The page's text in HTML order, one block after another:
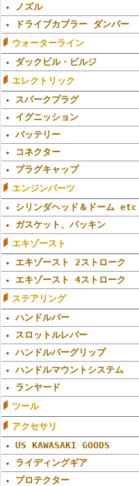
ノズル
ドライブカプラー ダンパー
ウォーターライン
ダックビル・ビルジ
エレクトリック
スパークプラグ
イグニッション
バッテリー
コネクター
プラグキャップ
エンジンパーツ
シリンダヘッド＆ドーム etc
ガスケット、パッキン
エキゾースト
エキゾースト 2ストローク
エキゾースト 4ストローク
ステアリング
ハンドルバー
スロットルレバー
ハンドルバーグリップ
ハンドルマウントシステム
ランヤード
ツール
アクセサリ
US KAWASAKI GOODS
ライディングギア
プロテクター